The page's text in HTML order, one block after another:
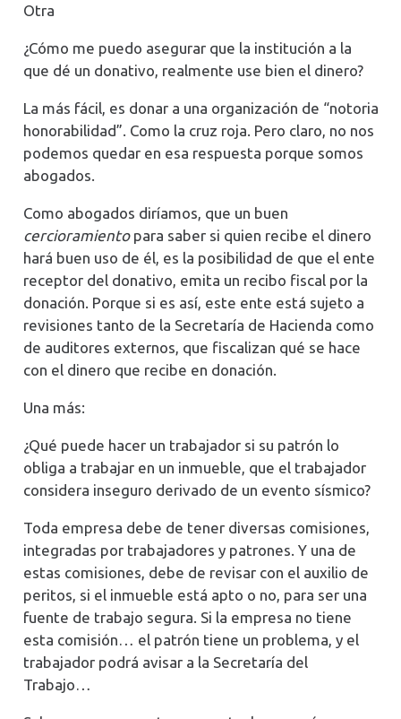
Otra
¿Cómo me puedo asegurar que la institución a la
que dé un donativo, realmente use bien el dinero?
La más fácil, es donar a una organización de “notoria
honorabilidad”. Como la cruz roja. Pero claro, no nos
podemos quedar en esa respuesta porque somos
abogados.
Como abogados diríamos, que un buen
cercioramientopara saber si quien recibe el dinero
hará buen uso de él, es la posibilidad de que el ente
receptor del donativo, emita un recibo fiscal por la
donación. Porque si es así, este ente está sujeto a
revisiones tanto de la Secretaría de Hacienda como
de auditores externos, que fiscalizan qué se hace
con el dinero que recibe en donación.
Una más:
¿Qué puede hacer un trabajador si su patrón lo
obliga a trabajar en un inmueble, que el trabajador
considera inseguro derivado de un evento sísmico?
Toda empresa debe de tener diversas comisiones,
integradas por trabajadores y patrones. Y una de
estas comisiones, debe de revisar con el auxilio de
peritos, si el inmueble está apto o no, para ser una
fuente de trabajo segura. Si la empresa no tiene
esta comisión… el patrón tiene un problema, y el
trabajador podrá avisar a la Secretaría del
Trabajo…